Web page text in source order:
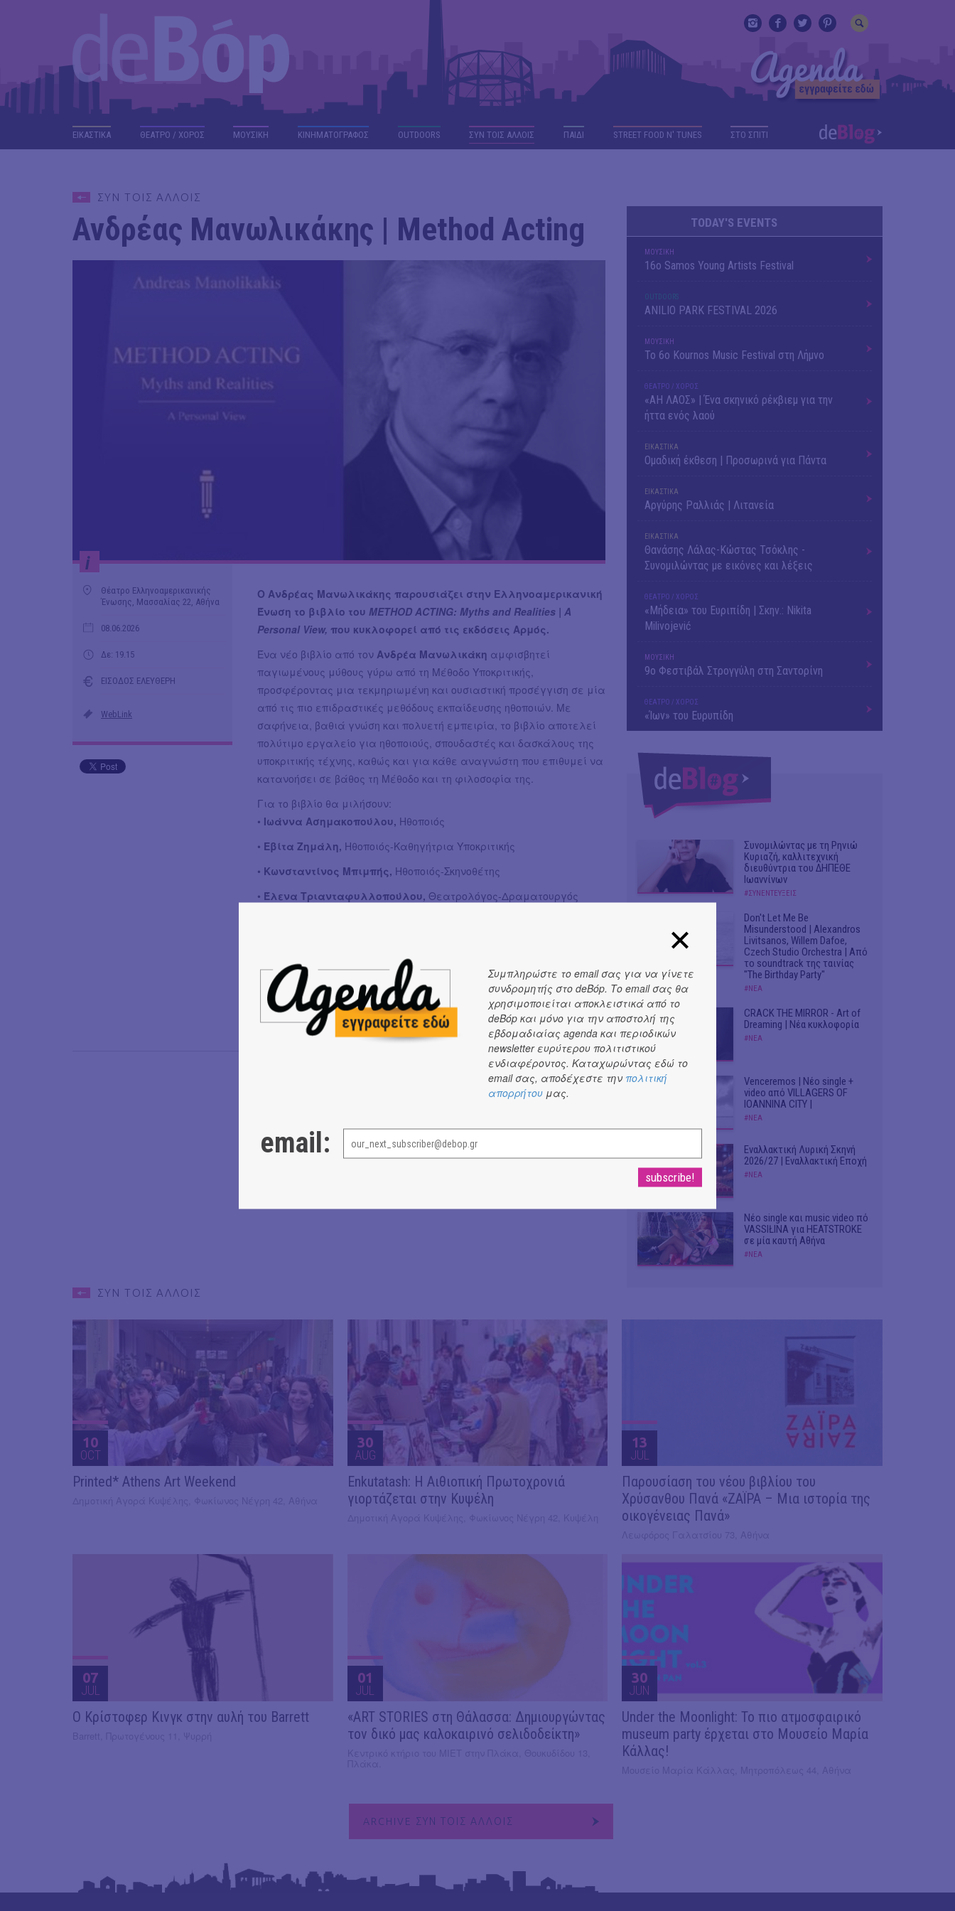
ΕΙΚΑΣΤΙΚΑ ΘΕΑΤΡΟ / ΧΟΡΟΣ ΜΟΥΣΙΚΗ ΚΙΝΗΜΑΤΟΓΡΑΦΟΣ OUTDΟORS ΣΥΝ ΤΟΙΣ ΑΛΛΟΙΣ ΠΑΙΔΙ STREET FOOD N' TUNES ΣΤΟ ΣΠΙΤΙ
ΣΥΝ ΤΟΙΣ ΑΛΛΟΙΣ
Ανδρέας Μανωλικάκης | Method Acting
i
Θέατρο Ελληνοαμερικανικής
Ένωσης, Μασσαλίας 22, Αθήνα
08.06.2026
Δε: 19.15
ΕΙΣΟΔΟΣ ΕΛΕΥΘΕΡΗ
WebLink
Ο Ανδρέας Μανωλικάκης παρουσιάζει στην Ελληνοαμερικανική
Ένωση το βιβλίο του METHOD ACTING: Myths and Realities | A
Personal View, που κυκλοφορεί από τις εκδόσεις Αρμός.
Ένα νέο βιβλίο από τον Ανδρέα Μανωλικάκη αμφισβητεί
παγιωμένους μύθους γύρω από τη Μέθοδο Υποκριτικής,
προσφέροντας μια τεκμηριωμένη και ουσιαστική προσέγγιση σε μία
από τις πιο επιδραστικές μεθόδους εκπαίδευσης ηθοποιών. Με
σαφήνεια, βαθιά γνώση και πολυετή εμπειρία, το βιβλίο αποτελεί
πολύτιμο εργαλείο για ηθοποιούς, σπουδαστές και δασκάλους της
υποκριτικής τέχνης, καθώς και για κάθε αναγνώστη που επιθυμεί να
κατανοήσει σε βάθος τη Μέθοδο και τη φιλοσοφία της.
Για το βιβλίο θα μιλήσουν:
• Ιωάννα Ασημακοπούλου, Ηθοποιός
• Εβίτα Ζημάλη, Ηθοποιός-Καθηγήτρια Υποκριτικής
• Κωνσταντίνος Μπιμπής, Ηθοποιός-Σκηνοθέτης
• Έλενα Τριανταφυλλοπούλου, Θεατρολόγος-Δραματουργός
•Ανδρέας Μανωλικάκης, Συγγραφέας του βιβλίου
Ο Ανδρέας Μανωλικάκης θα απαντήσει σε ερωτήσεις του κοινού και
θα υπογράψει αντίτυπα του βιβλίου του.
Σόνια Βλάντη →
TODAY'S EVENTS
ΜΟΥΣΙΚΗ
16o Samos Young Artists Festival
OUTDΟORS
ANILIO PARK FESTIVAL 2026
ΜΟΥΣΙΚΗ
Το 6ο Kournos Music Festival στη Λήμνο
ΘΕΑΤΡΟ / ΧΟΡΟΣ
«ΑΗ ΛΑΟΣ» | Ένα σκηνικό ρέκβιεμ για την
ήττα ενός λαού
ΕΙΚΑΣΤΙΚΑ
Ομαδική έκθεση | Προσωρινά για Πάντα
ΕΙΚΑΣΤΙΚΑ
Αργύρης Ραλλιάς | Λιτανεία
ΕΙΚΑΣΤΙΚΑ
Θανάσης Λάλας-Κώστας Τσόκλης -
Συνομιλώντας με εικόνες και λέξεις
ΘΕΑΤΡΟ / ΧΟΡΟΣ
«Μήδεια» του Ευριπίδη | Σκην.: Nikita
Milivojević
ΜΟΥΣΙΚΗ
9o Φεστιβάλ Στρογγύλη στη Σαντορίνη
ΘΕΑΤΡΟ / ΧΟΡΟΣ
«Ίων» του Ευρυπίδη
Συνομιλώντας με τη Ρηνιώ
Κυριαζή, καλλιτεχνική
διευθύντρια του ΔΗΠΕΘΕ
Ιωαννίνων
#ΣΥΝΕΝΤΕΥΞΕΙΣ
Don't Let Me Be
Misunderstood | Alexandros
Livitsanos, Willem Dafoe,
Czech Studio Orchestra | Από
το soundtrack της ταινίας
"The Birthday Party"
#ΝΕΑ
CRACK THE MIRROR - Art of
Dreaming | Νέα κυκλοφορία
#ΝΕΑ
Venceremos | Νέο single +
video από VILLAGERS OF
IOANNINA CITY |
#ΝΕΑ
Εναλλακτική Λυρική Σκηνή
2026/27 | Εναλλακτική Εποχή
#ΝΕΑ
Νέο single και music video πό
VASSIŁINA για HEATSTROKE
σε μία καυτή Αθήνα
#ΝΕΑ
ΣΥΝ ΤΟΙΣ ΑΛΛΟΙΣ
10
OCT
Printed* Athens Art Weekend
30
AUG
Enkutatash: Η Αιθιοπική Πρωτοχρονιά
γιορτάζεται στην Κυψέλη
13
JUL
Παρουσίαση του νέου βιβλίου του
Χρύσανθου Πανά «ΖΑΪΡΑ – Μια ιστορία της
οικογένειας Πανά»
07
JUL
O Κρίστοφερ Κινγκ στην αυλή του Barrett
01
JUL
«ART STORIES στη Θάλασσα: Δημιουργώντας
τον δικό μας καλοκαιρινό σελιδοδείκτη»
30
JUN
Under the Moonlight: Το πιο ατμοσφαιρικό
museum party έρχεται στο Μουσείο Μαρία
Κάλλας!
ARCHIVE ΣΥΝ ΤΟΙΣ ΑΛΛΟΙΣ
Συμπληρώστε το email σας για να γίνετε
συνδρομητής στο deBόp. Το email σας θα
χρησιμοποιείται αποκλειστικά από το
deBόp και μόνο για την αποστολή της
εβδομαδιαίας agenda και περιοδικών
newsletter ευρύτερου πολιτιστικού
ενδιαφέροντος. Καταχωρώντας εδώ το
email σας, αποδέχεστε την πολιτική
απορρήτου μας.
email: